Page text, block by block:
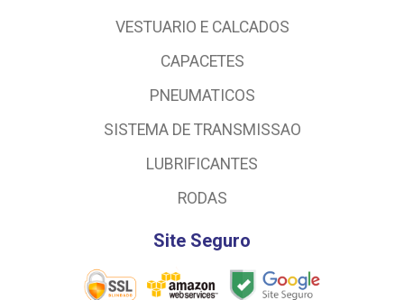
VESTUARIO E CALCADOS
CAPACETES
PNEUMATICOS
SISTEMA DE TRANSMISSAO
LUBRIFICANTES
RODAS
Site Seguro